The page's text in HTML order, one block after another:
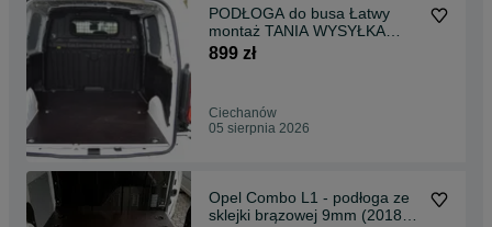
PODŁOGA do busa Łatwy
montaż TANIA WYSYŁKA
Zabudowa Bus Berlingo L1 !!
899 zł
Ciechanów
05 sierpnia 2026
Opel Combo L1 - podłoga ze
sklejki brązowej 9mm (2018->)